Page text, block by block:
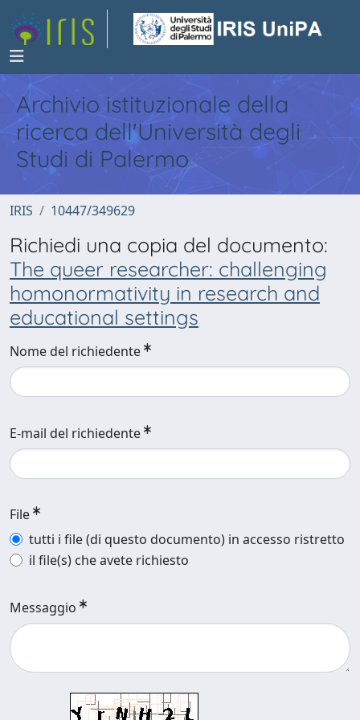
Archivio istituzionale della
ricerca dell'Università degli
Studi di Palermo
IRIS 10447/349629
Richiedi una copia del documento:
The queer researcher: challenging
homonormativity in research and
educational settings
Nome del richiedente
E-mail del richiedente
File
tutti i file (di questo documento) in accesso ristretto
il file(s) che avete richiesto
Messaggio